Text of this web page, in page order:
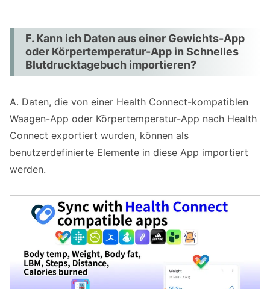
F. Kann ich Daten aus einer Gewichts-App
oder Körpertemperatur-App in Schnelles
Blutdrucktagebuch importieren?
A. Daten, die von einer Health Connect-kompatiblen
Waagen-App oder Körpertemperatur-App nach Health
Connect exportiert wurden, können als
benutzerdefinierte Elemente in diese App importiert
werden.